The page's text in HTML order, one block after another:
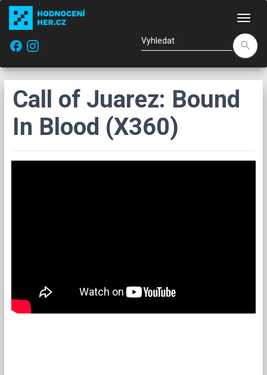
facebook
search
Call of Juarez: Bound
In Blood (X360)